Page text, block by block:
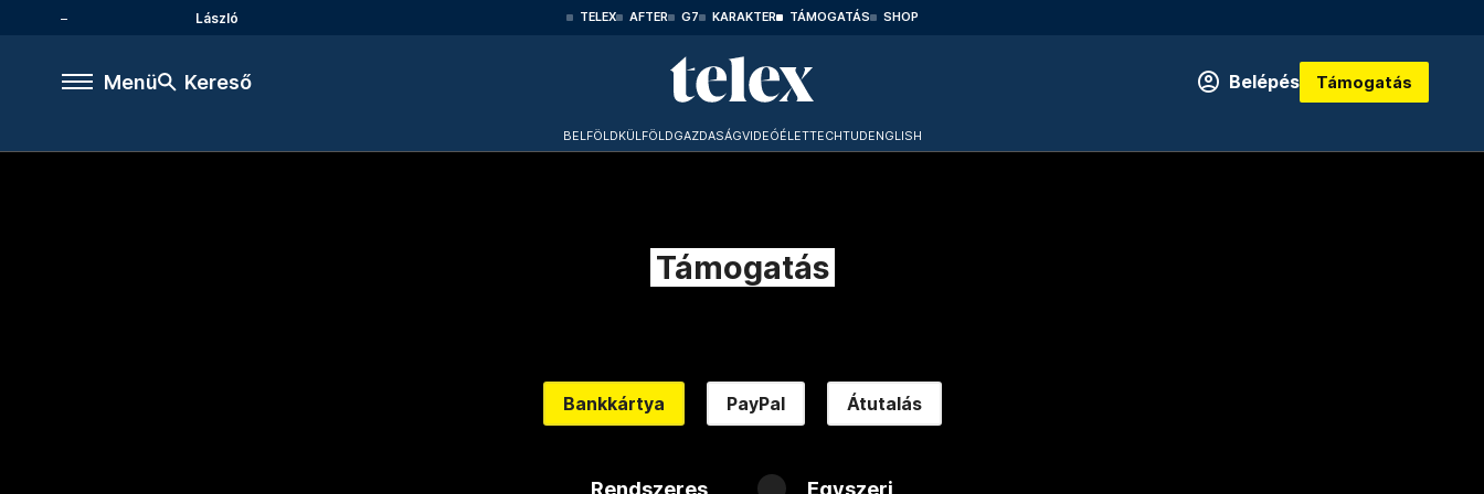
László TELEX AFTER G7 KARAKTER TÁMOGATÁS SHOP
Menü Kereső Belépés Támogatás
BELFÖLDKÜLFÖLDGAZDASÁGVIDEÓÉLETTECHTUDENGLISH
Támogatás
Bankkártya PayPal Átutalás
Rendszeres Egyszeri